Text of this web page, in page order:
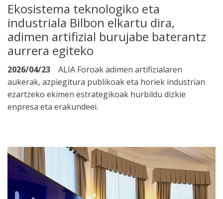
Ekosistema teknologiko eta
industriala Bilbon elkartu dira,
adimen artifizial burujabe baterantz
aurrera egiteko
2026/04/23
ALIA Foroak adimen artifizialaren
aukerak, azpiegitura publikoak eta horiek industrian
ezartzeko ekimen estrategikoak hurbildu dizkie
enpresa eta erakundeei.